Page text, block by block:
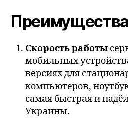
Скорость работы
мобильных
версиях для
компьютеров,
самая быстрая и
Украины.